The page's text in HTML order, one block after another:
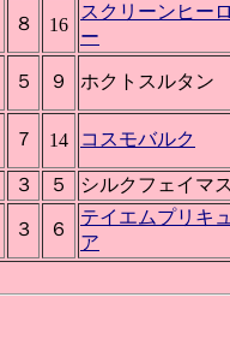
８ 16
スクリーンヒー
ー
５ ９ ホクトスルタン
７ 14 コスモバルク
３ ５ シルクフェイマ
３ ６
テイエムプリキ
ア